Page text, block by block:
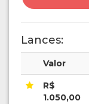
Lances:
Valor
R$
1.050,00